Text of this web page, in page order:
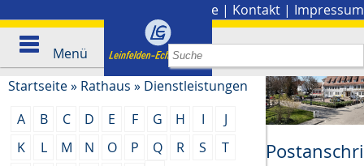
Presse | Kontakt | Impressum
Menü
Startseite» Rathaus » Dienstleistungen
A
B C D E F G H I
J
K
L M N O P Q R S
T